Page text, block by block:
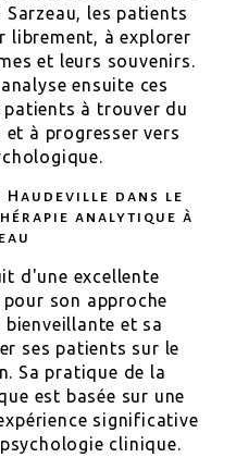
Sarzeau, les patients
librement, à explorer
et leurs souvenirs.
ensuite ces
à trouver du
à progresser vers
Haudeville dans le
analytique à
d'une excellente
son approche
bienveillante et sa
ses patients sur le
Sa pratique de la
est basée sur une
significative
clinique.